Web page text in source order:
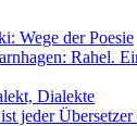
Wege der Poesie
Rahel.
Dialekte
jeder